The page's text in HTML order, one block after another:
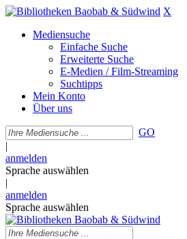
X
Mediensuche
Einfache Suche
Erweiterte Suche
E-Medien / Film-Streaming
Suchtipps
Mein Konto
Über uns
GO
|
anmelden
Sprache auswählen
|
anmelden
Sprache auswählen